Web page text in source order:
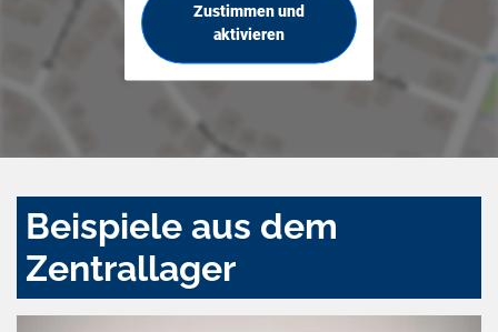
Zustimmen und
aktivieren
Beispiele aus dem
Zentrallager